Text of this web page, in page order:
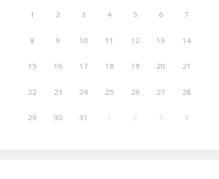
1 2 3 4 5 6 7
8 9 10 11 12 13 14
15 16 17 18 19 20 21
22 23 24 25 26 27 28
29 30 31 1 2 3 4